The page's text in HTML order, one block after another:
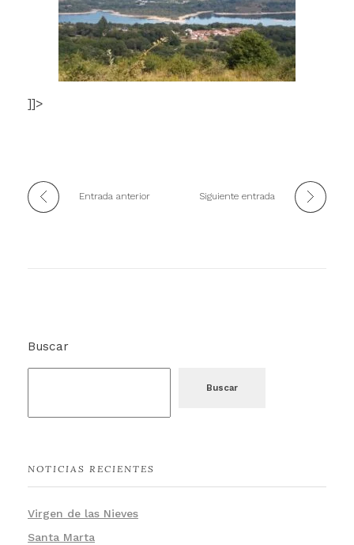
]]>
Entrada anterior Siguiente entrada
Buscar
Buscar
NOTICIAS RECIENTES
Virgen de las Nieves
Santa Marta